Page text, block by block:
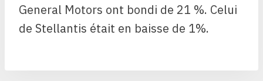
General Motors ont bondi de 21 %. Celui
de Stellantis était en baisse de 1%.